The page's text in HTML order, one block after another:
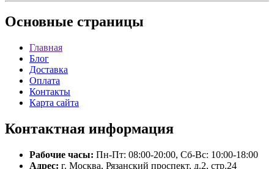
Основные страницы
Главная
Блог
Доставка
Оплата
Контакты
Карта сайта
Контактная информация
Рабочие часы: Пн-Пт: 08:00-20:00, Сб-Вс: 10:00-18:00
Адрес: г. Москва, Рязанский проспект, д.2, стр.24